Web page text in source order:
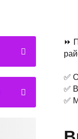
⏩
✅
✅
✅